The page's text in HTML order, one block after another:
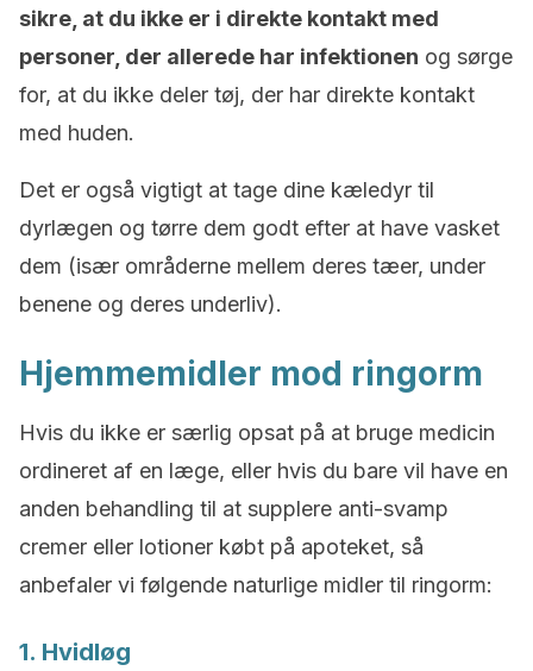
sikre, at du ikke er i direkte kontakt med
personer, der allerede har infektionen og sørge
for, at du ikke deler tøj, der har direkte kontakt
med huden.
Det er også vigtigt at tage dine kæledyr til
dyrlægen og tørre dem godt efter at have vasket
dem (især områderne mellem deres tæer, under
benene og deres underliv).
Hjemmemidler mod ringorm
Hvis du ikke er særlig opsat på at bruge medicin
ordineret af en læge, eller hvis du bare vil have en
anden behandling til at supplere anti-svamp
cremer eller lotioner købt på apoteket, så
anbefaler vi følgende naturlige midler til ringorm:
1. Hvidløg